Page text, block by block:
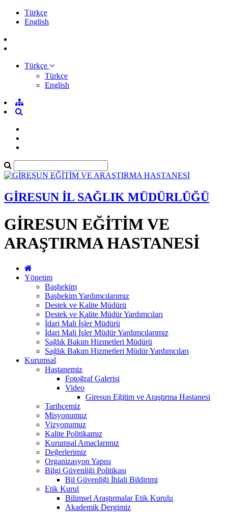
Türkçe
English
Türkçe
Türkçe
English
GİRESUN İL SAĞLIK MÜDÜRLÜĞÜ
GİRESUN EĞİTİM VE
ARAŞTIRMA HASTANESİ
Yönetim
Başhekim
Başhekim Yardımcılarımız
Destek ve Kalite Müdürü
Destek ve Kalite Müdür Yardımcıları
İdari Mali İşler Müdürü
İdari Mali İşler Müdür Yardımcılarımız
Sağlık Bakım Hizmetleri Müdürü
Sağlık Bakım Hizmetleri Müdür Yardımcıları
Kurumsal
Hastanemiz
Fotoğraf Galerisi
Video
Giresun Eğitim ve Araştırma Hastanesi
Tarihçemiz
Misyonumuz
Vizyonumuz
Kalite Politikamız
Kurumsal Amaçlarımız
Değerlerimiz
Organizasyon Yapısı
Bilgi Güvenliği Politikası
Bil Güvenliği İhlali Bildirimi
Etik Kurul
Bilimsel Araştırmalar Etik Kurulu
Akademik Dergimiz